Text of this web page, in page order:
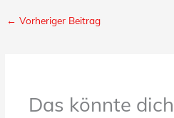
← Vorheriger Beitrag
Das könnte